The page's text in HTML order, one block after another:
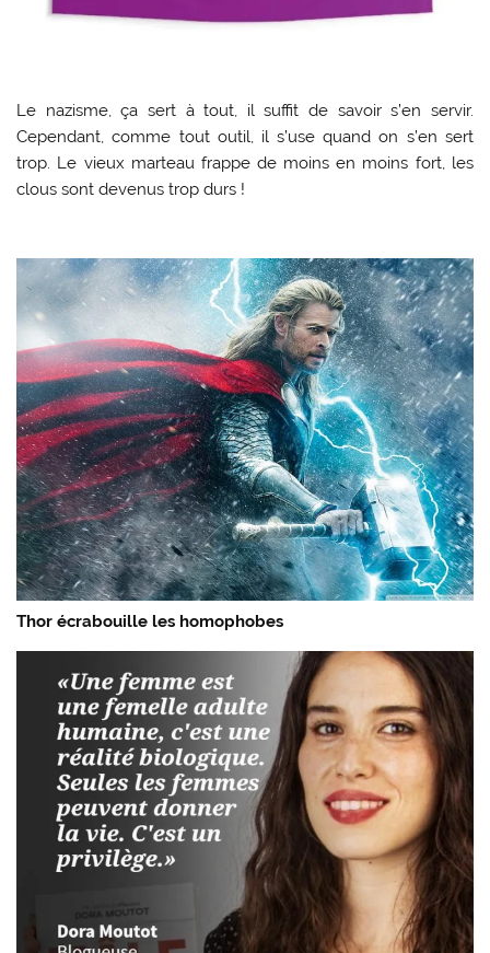
Le nazisme, ça sert à tout, il suffit de savoir s’en servir.
Cependant, comme tout outil, il s’use quand on s’en sert
trop. Le vieux marteau frappe de moins en moins fort, les
clous sont devenus trop durs !
Thor écrabouille les homophobes